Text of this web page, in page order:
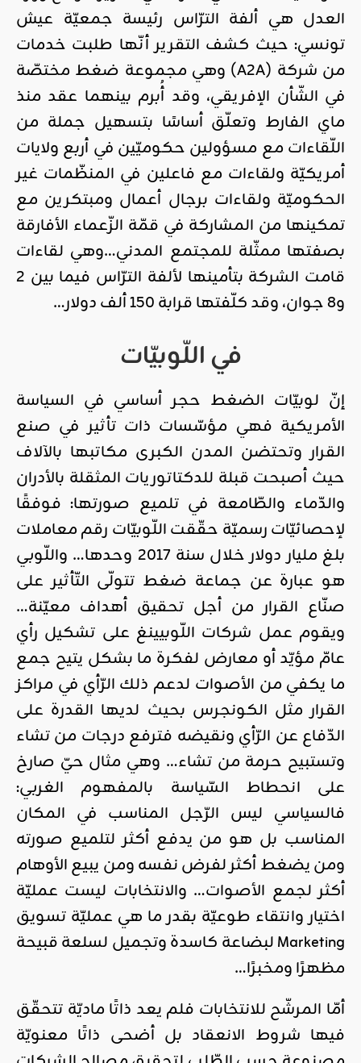
العدل هي ألفة الترّاس رئيسة جمعيّة عيش
تونسي: حيث كشف التقرير أنّها طلبت خدمات
من شركة (A2A) وهي مجموعة ضغط مختصّة
في الشّأن الإفريقي، وقد أُبرم بينهما عقد منذ
ماي الفارط وتعلّق أساسًا بتسهيل جملة من
اللّقاءات مع مسؤولين حكوميّين في أربع ولايات
أمريكيّة ولقاءات مع فاعلين في المنظّمات غير
الحكوميّة ولقاءات برجال أعمال ومبتكرين مع
تمكينها من المشاركة في قمّة الزّعماء الأفارقة
بصفتها ممثّلة للمجتمع المدني…وهي لقاءات
قامت الشركة بتأمينها لألفة الترّاس فيما بين 2
و8 جوان، وقد كلّفتها قرابة 150 ألف دولار…
في اللّوبيّات
إنّ لوبيّات الضغط حجر أساسي في السياسة
الأمريكية فهي مؤسّسات ذات تأثير في صنع
القرار وتحتضن المدن الكبرى مكاتبها بالآلاف
حيث أصبحت قبلة للدكتاتوريات المثقلة بالأدران
والدّماء والطّامعة في تلميع صورتها: فوفقًا
لإحصائيّات رسميّة حقّقت اللّوبيّات رقم معاملات
بلغ مليار دولار خلال سنة 2017 وحدها… واللّوبي
هو عبارة عن جماعة ضغط تتولّى التّأثير على
صنّاع القرار من أجل تحقيق أهداف معيّنة…
ويقوم عمل شركات اللّوبيينغ على تشكيل رأي
عامّ مؤيّد أو معارض لفكرة ما بشكل يتيح جمع
ما يكفي من الأصوات لدعم ذلك الرّأي في مراكز
القرار مثل الكونجرس بحيث لديها القدرة على
الدّفاع عن الرّأي ونقيضه فترفع درجات من تشاء
وتستبيح حرمة من تشاء… وهي مثال حيّ صارخ
على انحطاط السّياسة بالمفهوم الغربي:
فالسياسي ليس الرّجل المناسب في المكان
المناسب بل هو من يدفع أكثر لتلميع صورته
ومن يضغط أكثر لفرض نفسه ومن يبيع الأوهام
أكثر لجمع الأصوات… والانتخابات ليست عمليّة
اختيار وانتقاء طوعيّة بقدر ما هي عمليّة تسويق
Marketing لبضاعة كاسدة وتجميل لسلعة قبيحة
مظهرًا ومخبرًا…
أمّا المرشّح للانتخابات فلم يعد ذاتًا ماديّة تتحقّق
فيها شروط الانعقاد بل أضحى ذاتًا معنويّة